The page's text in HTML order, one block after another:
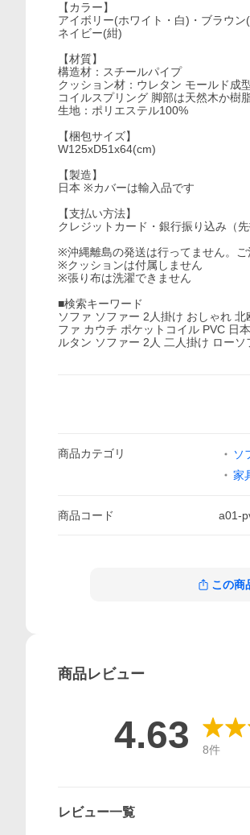
【カラー】
アイボリー(ホワイト・白)・ブラウ
ネイビー(紺)
【材質】
構造材：スチールパイプ
クッション材：ウレタン モールド成
コイルスプリング 脚部は天然木か樹
生地：ポリエステル100%
【梱包サイズ】
W125xD51x64(cm)
【製造】
日本 ※カバーは輸入品です
【支払い方法】
クレジットカード・銀行振り込み（先
※沖縄離島の発送は行ってません。
※クッションは付属しません
※張り布は洗濯できません
■検索キーワード
ソファ ソファー 2人掛け おしゃれ
ファ カウチ ポケットコイル PVC 日
ルタン ソファー 2人 二人掛け ロー
商品カテゴリ ソ
家
商品コード a01-
この商
商品レビュー
4.63 8件
レビュー一覧